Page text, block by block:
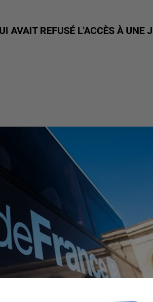
AVAIT REFUSÉ L'ACCÈS À UNE